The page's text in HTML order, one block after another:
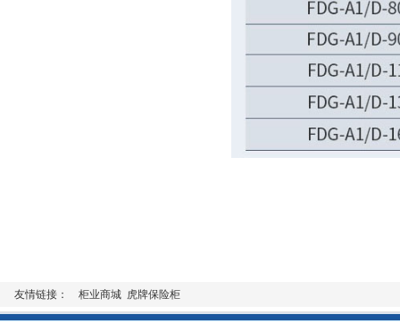
友情链接： 柜业商城 虎牌保险柜